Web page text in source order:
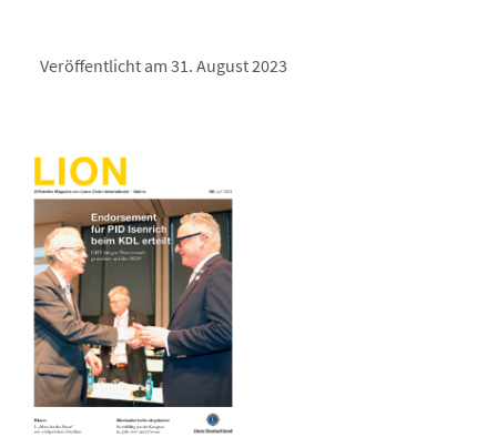
Veröffentlicht am 31. August 2023